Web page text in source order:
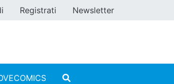
Registrati Newsletter